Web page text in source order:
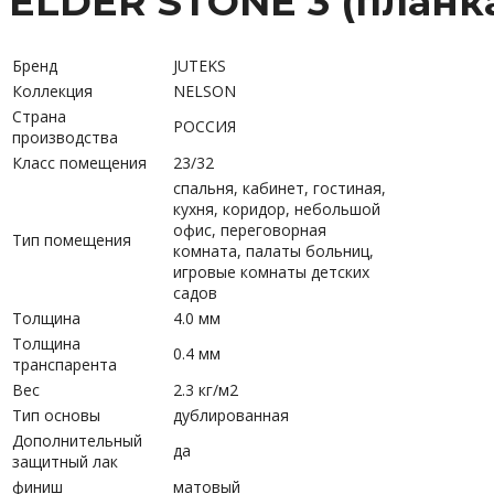
Бренд
JUTEKS
Коллекция
NELSON
Страна
производства
РОССИЯ
Класс помещения
23/32
Тип помещения
спальня, кабинет, гостиная,
кухня, коридор, небольшой
офис, переговорная
комната, палаты больниц,
игровые комнаты детских
садов
Толщина
4.0 мм
Толщина
транспарента
0.4 мм
Вес
2.3 кг/м2
Тип основы
дублированная
Дополнительный
защитный лак
да
финиш
матовый